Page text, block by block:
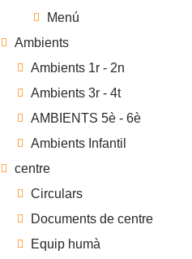
Menú
Ambients
Ambients 1r - 2n
Ambients 3r - 4t
AMBIENTS 5è - 6è
Ambients Infantil
centre
Circulars
Documents de centre
Equip humà